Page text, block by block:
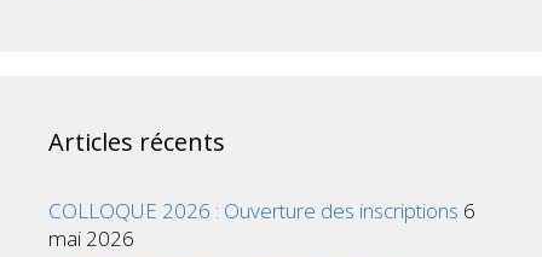
Articles récents
COLLOQUE 2026 : Ouverture des inscriptions 6
mai 2026